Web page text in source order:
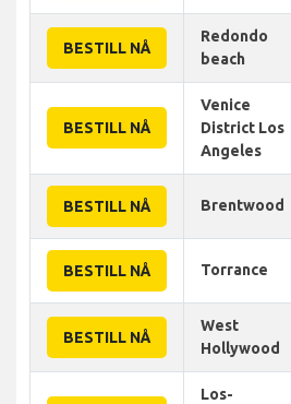
BESTILL NÅ
Redondo
beach
BESTILL NÅ
Venice
District Los
Angeles
BESTILL NÅ Brentwood
BESTILL NÅ Torrance
BESTILL NÅ
West
Hollywood
Los-